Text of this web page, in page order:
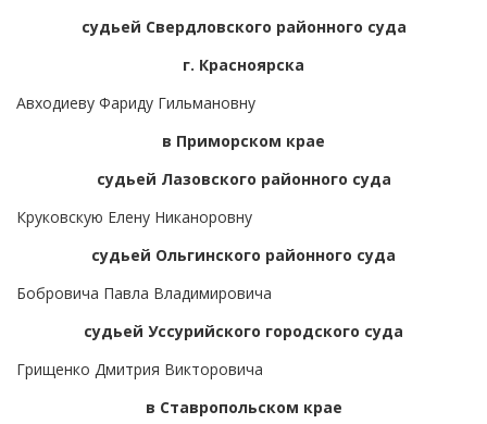
судьей Свердловского районного суда
г. Красноярска
Авходиеву Фариду Гильмановну
в Приморском крае
судьей Лазовского районного суда
Круковскую Елену Никаноровну
судьей Ольгинского районного суда
Бобровича Павла Владимировича
судьей Уссурийского городского суда
Грищенко Дмитрия Викторовича
в Ставропольском крае